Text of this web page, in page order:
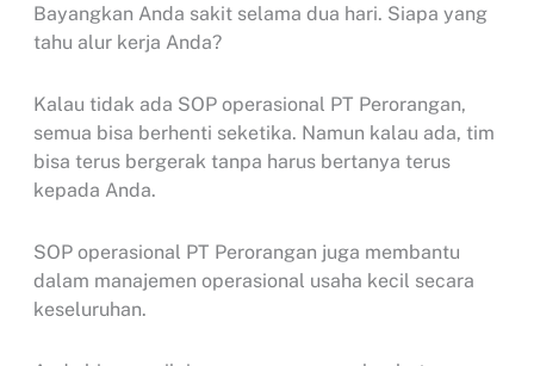
Bayangkan Anda sakit selama dua hari. Siapa yang
tahu alur kerja Anda?
Kalau tidak ada SOP operasional PT Perorangan,
semua bisa berhenti seketika. Namun kalau ada, tim
bisa terus bergerak tanpa harus bertanya terus
kepada Anda.
SOP operasional PT Perorangan juga membantu
dalam manajemen operasional usaha kecil secara
keseluruhan.